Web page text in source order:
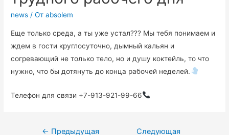
news / От absolem
Еще только среда, а ты уже устал??? Мы тебя понимаем и
ждем в гости круглосуточно, дымный кальян и
согревающий не только тело, но и душу коктейль, то что
нужно, что бы дотянуть до конца рабочей неделей.
Телефон для связи +7-913-921-99-66
← Предыдущая
Следующая